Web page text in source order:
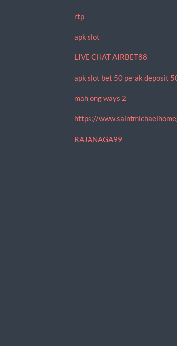
rtp
apk slot
LIVE CHAT AIRBET88
apk slot bet 50 perak deposit
mahjong ways 2
https://
RAJANAGA99